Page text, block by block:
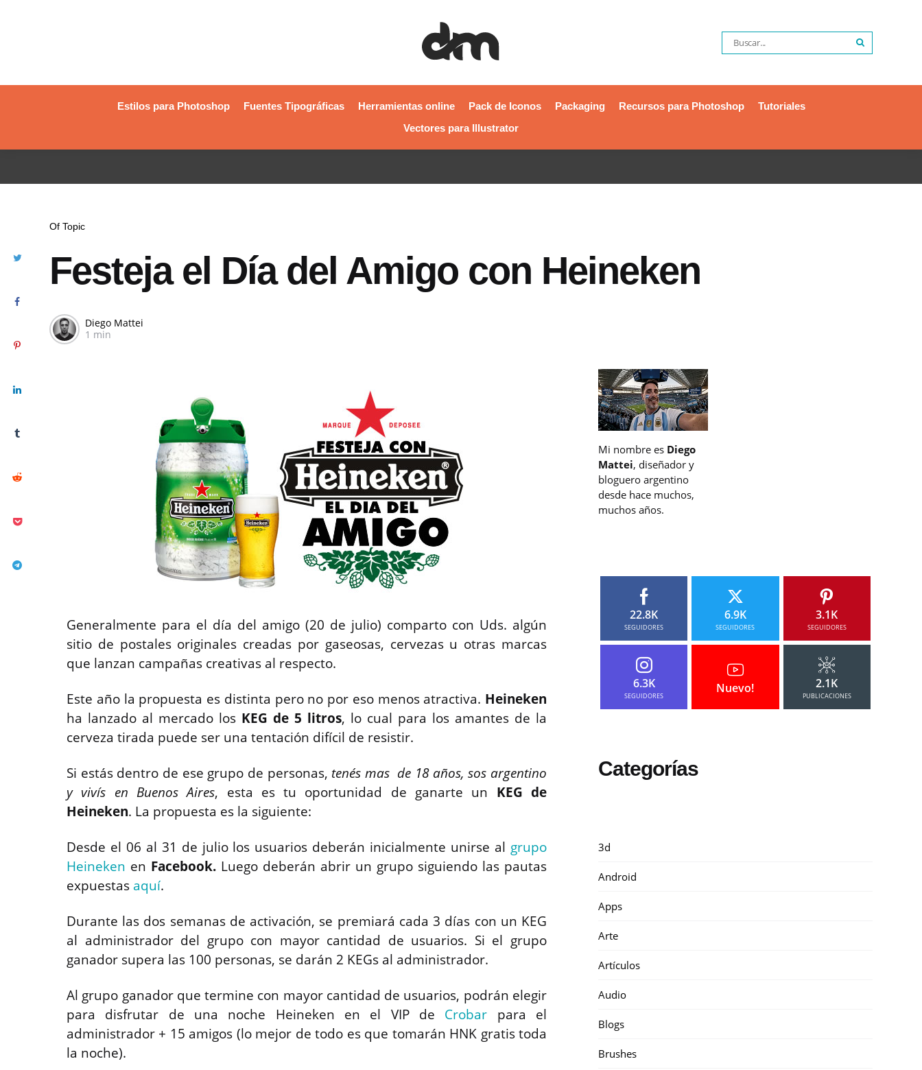
Estilos para Photoshop Fuentes Tipográficas Herramientas online Pack de Iconos Packaging Recursos para Photoshop
Tutoriales
Vectores para Illustrator
Of Topic
Festeja el Día del Amigo con Heineken
Diego Mattei
1 min
Generalmente para el día del amigo (20 de julio) comparto con Uds. algún
sitio de postales originales creadas por gaseosas, cervezas u otras marcas
que lanzan campañas creativas al respecto.
Este año la propuesta es distinta pero no por eso menos atractiva. Heineken
ha lanzado al mercado los KEG de 5 litros, lo cual para los amantes de la
cerveza tirada puede ser una tentación difícil de resistir.
Si estás dentro de ese grupo de personas, tenés mas de 18 años, sos argentino
y vivís en Buenos Aires, esta es tu oportunidad de ganarte un KEG de
Heineken. La propuesta es la siguiente:
Desde el 06 al 31 de julio los usuarios deberán inicialmente unirse al grupo
Heineken en Facebook. Luego deberán abrir un grupo siguiendo las pautas
expuestas aquí.
Durante las dos semanas de activación, se premiará cada 3 días con un KEG
al administrador del grupo con mayor cantidad de usuarios. Si el grupo
ganador supera las 100 personas, se darán 2 KEGs al administrador.
Al grupo ganador que termine con mayor cantidad de usuarios, podrán elegir
para disfrutar de una noche Heineken en el VIP de Crobar para el
administrador + 15 amigos (lo mejor de todo es que tomarán HNK gratis toda
la noche).
Mi nombre es Diego
Mattei, diseñador y
bloguero argentino
desde hace muchos,
muchos años.
22.8K
SEGUIDORES
6.9K
SEGUIDORES
3.1K
SEGUIDORES
6.3K
SEGUIDORES
Nuevo! 2.1K
PUBLICACIONES
Categorías
3d
Android
Apps
Arte
Artículos
Audio
Blogs
Brushes